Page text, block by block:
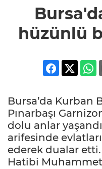
hüzünlü
Bursa’da Kurban
Pınarbaşı
dolu anlar
arifesinde
ederek dualar
Hatibi Muhammet